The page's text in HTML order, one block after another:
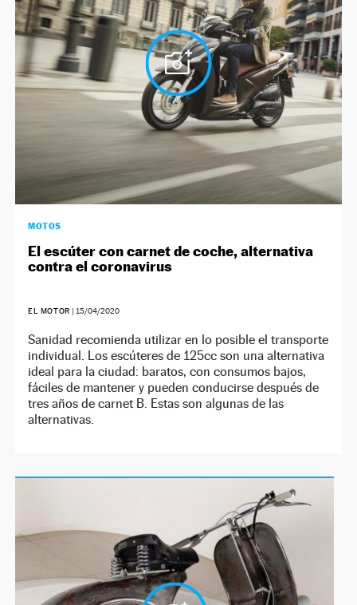
NEWSLETTER
SÍGUENOS
MOTOS
El escúter con carnet de coche, alternativa
contra el coronavirus
EL MOTOR | 15/04/2020
Sanidad recomienda utilizar en lo posible el transporte
individual. Los escúteres de 125cc son una alternativa
ideal para la ciudad: baratos, con consumos bajos,
fáciles de mantener y pueden conducirse después de
tres años de carnet B. Estas son algunas de las
alternativas.